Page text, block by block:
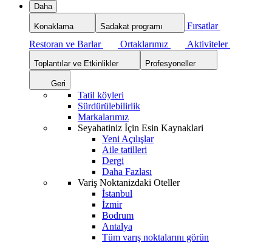
Daha
Konaklama Sadakat programı
Fırsatlar
Restoran ve Barlar
Ortaklarımız Aktiviteler
Toplantılar ve Etkinlikler Profesyoneller
Geri
Tatil köyleri
Sürdürülebilirlik
Markalarımız
Seyahatiniz İçin Esin Kaynaklari
Yeni Açılışlar
Aile tatilleri
Dergi
Daha Fazlası
Variş Noktanizdaki Oteller
İstanbul
İzmir
Bodrum
Antalya
Tüm varış noktalarını görün